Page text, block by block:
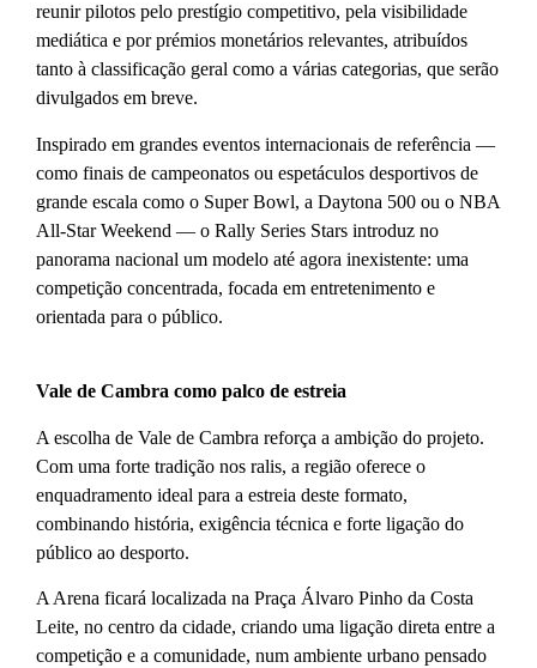
reunir pilotos pelo prestígio competitivo, pela visibilidade
mediática e por prémios monetários relevantes, atribuídos
tanto à classificação geral como a várias categorias, que serão
divulgados em breve.
Inspirado em grandes eventos internacionais de referência —
como finais de campeonatos ou espetáculos desportivos de
grande escala como o Super Bowl, a Daytona 500 ou o NBA
All-Star Weekend — o Rally Series Stars introduz no
panorama nacional um modelo até agora inexistente: uma
competição concentrada, focada em entretenimento e
orientada para o público.
Vale de Cambra como palco de estreia
A escolha de Vale de Cambra reforça a ambição do projeto.
Com uma forte tradição nos ralis, a região oferece o
enquadramento ideal para a estreia deste formato,
combinando história, exigência técnica e forte ligação do
público ao desporto.
A Arena ficará localizada na Praça Álvaro Pinho da Costa
Leite, no centro da cidade, criando uma ligação direta entre a
competição e a comunidade, num ambiente urbano pensado